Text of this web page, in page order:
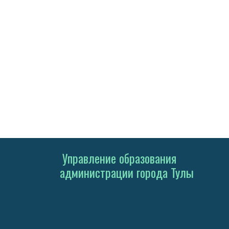
Управление образования
администрации города Тулы